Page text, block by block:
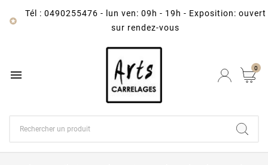

Tél : 0490255476 -
lun ven: 09h - 19h - Exposition: ouvert
sur rendez-vous
 0